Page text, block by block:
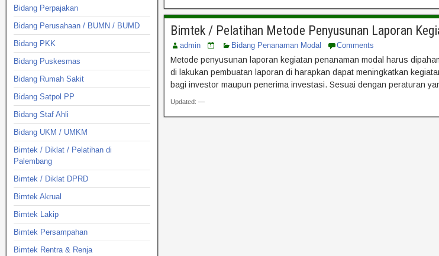
Bimtek / Pelatihan Metode Penyusunan Laporan
admin Bidang Penanaman Modal Comments
Metode penyusunan laporan kegiatan penanaman modal harus
di lakukan pembuatan laporan di harapkan dapat meningkatkan
bagi investor maupun penerima investasi. Sesuai dengan peraturan
Updated: —
Bidang Perpajakan
Bidang Perusahaan / BUMN / BUMD
Bidang PKK
Bidang Puskesmas
Bidang Rumah Sakit
Bidang Satpol PP
Bidang Staf Ahli
Bidang UKM / UMKM
Bimtek / Diklat / Pelatihan di
Palembang
Bimtek / Diklat DPRD
Bimtek Akrual
Bimtek Lakip
Bimtek Persampahan
Bimtek Rentra & Renja